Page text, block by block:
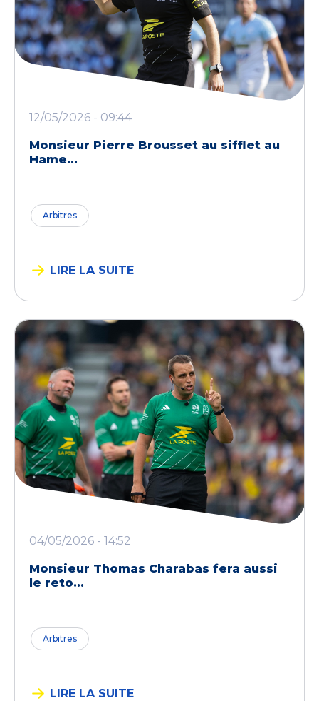
12/05/2026 - 09:44
Monsieur Pierre Brousset au sifflet au
Hame...
Arbitres
LIRE LA SUITE
04/05/2026 - 14:52
Monsieur Thomas Charabas fera aussi
le reto...
Arbitres
LIRE LA SUITE